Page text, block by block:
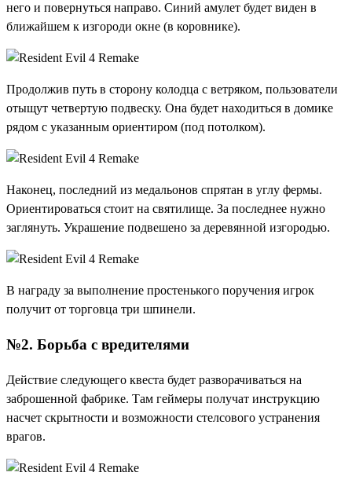
него и повернуться направо. Синий амулет будет виден в
ближайшем к изгороди окне (в коровнике).
Продолжив путь в сторону колодца с ветряком, пользователи
отыщут четвертую подвеску. Она будет находиться в домике
рядом с указанным ориентиром (под потолком).
Наконец, последний из медальонов спрятан в углу фермы.
Ориентироваться стоит на святилище. За последнее нужно
заглянуть. Украшение подвешено за деревянной изгородью.
В награду за выполнение простенького поручения игрок
получит от торговца три шпинели.
№2. Борьба с вредителями
Действие следующего квеста будет разворачиваться на
заброшенной фабрике. Там геймеры получат инструкцию
насчет скрытности и возможности стелсового устранения
врагов.